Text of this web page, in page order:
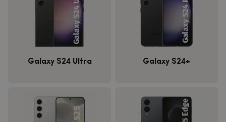
Galaxy S24 Ultra Galaxy S24+